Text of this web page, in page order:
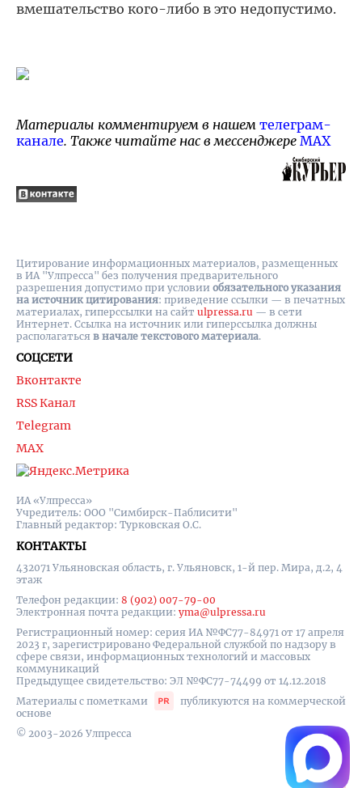
вмешательство кого-либо в это недопустимо.
Материалы комментируем в нашем телеграм-
канале. Также читайте нас в мессенджере MAX
ИА «Улпресса»
Учредитель: ООО "Симбирск-Паблисити"
Главный редактор: Турковская О.С.
КОНТАКТЫ
432071 Ульяновская область, г. Ульяновск, 1-й пер. Мира, д.2, 4
этаж
Телефон редакции: 8 (902) 007-79-00
Электронная почта редакции: yma@ulpressa.ru
Регистрационный номер: серия ИА №ФС77-84971 от 17 апреля
2023 г, зарегистрировано Федеральной службой по надзору в
сфере связи, информационных технологий и массовых
коммуникаций
Предыдущее свидетельство: ЭЛ №ФС77-74499 от 14.12.2018
Материалы с пометками
публикуются на коммерческой
основе
© 2003-2026 Улпресса
СОЦСЕТИ
Вконтакте
RSS Канал
Telegram
MAX
Цитирование информационных материалов, размещенных
в ИА "Улпресса" без получения предварительного
разрешения допустимо при условии обязательного указания
на источник цитирования: приведение ссылки — в печатных
материалах, гиперссылки на cайт ulpressa.ru — в сети
Интернет. Ссылка на источник или гиперссылка должны
располагаться в начале текстового материала.